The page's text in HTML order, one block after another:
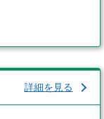
詳細を見る